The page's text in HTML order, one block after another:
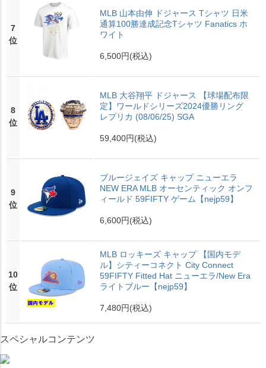
7
位
MLB 山本由伸 ドジャース Tシャツ 日米
通算100勝達成記念Tシャツ Fanatics ホ
ワイト
6,500円(税込)
8
位
MLB 大谷翔平 ドジャース 【球場配布限
定】ワールドシリーズ2024優勝リング
レプリカ (08/06/25) SGA
59,400円(税込)
9
位
ブルージェイズ キャップ ニューエラ
NEW ERA MLB オーセンティック オンフ
ィールド 59FIFTY ゲーム【nejp59】
6,600円(税込)
10
位
MLB ロッキーズ キャップ 【国内モデ
ル】シティーコネクト City Connect
59FIFTY Fitted Hat ニューエラ/New Era
ライトブルー【nejp59】
7,480円(税込)
スペシャルコンテンツ